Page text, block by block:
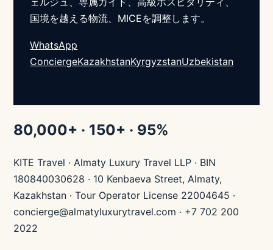
国境を越える物流、MICEを調整します。
WhatsApp
ConciergeKazakhstanKyrgyzstanUzbekistan
80,000+ · 150+ · 95%
KITE Travel · Almaty Luxury Travel LLP · BIN
180840030628 · 10 Kenbaeva Street, Almaty,
Kazakhstan · Tour Operator License 22004645 ·
concierge@almatyluxurytravel.com · +7 702 200
2022